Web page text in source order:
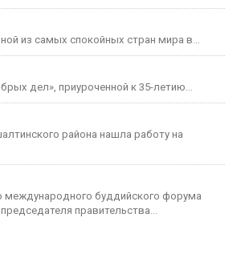
из самых спокойных стран мира в...
дел», приуроченной к 35-летию...
района нашла работу на
международного буддийского форума
правительства...